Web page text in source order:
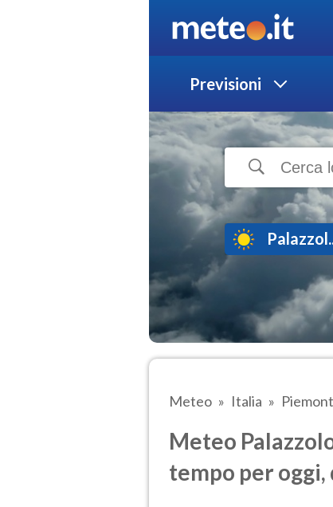
Previsioni
Meteo Italia
Meteo
tempo per oggi,